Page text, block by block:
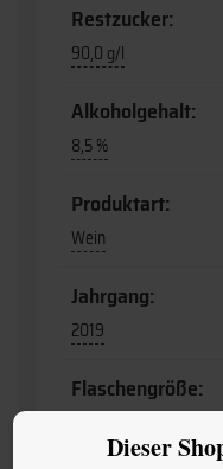
Restzucker:
90,0 g/l
Alkoholgehalt:
8,5 %
Produktart:
Wein
Jahrgang:
2019
Flaschengröße:
Dieser